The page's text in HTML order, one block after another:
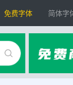
免费字体 简体字